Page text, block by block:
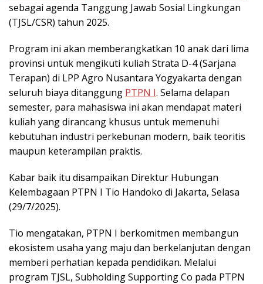
sebagai agenda Tanggung Jawab Sosial Lingkungan
(TJSL/CSR) tahun 2025.
Program ini akan memberangkatkan 10 anak dari lima
provinsi untuk mengikuti kuliah Strata D-4 (Sarjana
Terapan) di LPP Agro Nusantara Yogyakarta dengan
seluruh biaya ditanggung PTPN I. Selama delapan
semester, para mahasiswa ini akan mendapat materi
kuliah yang dirancang khusus untuk memenuhi
kebutuhan industri perkebunan modern, baik teoritis
maupun keterampilan praktis.
Kabar baik itu disampaikan Direktur Hubungan
Kelembagaan PTPN I Tio Handoko di Jakarta, Selasa
(29/7/2025).
Tio mengatakan, PTPN I berkomitmen membangun
ekosistem usaha yang maju dan berkelanjutan dengan
memberi perhatian kepada pendidikan. Melalui
program TJSL, Subholding Supporting Co pada PTPN